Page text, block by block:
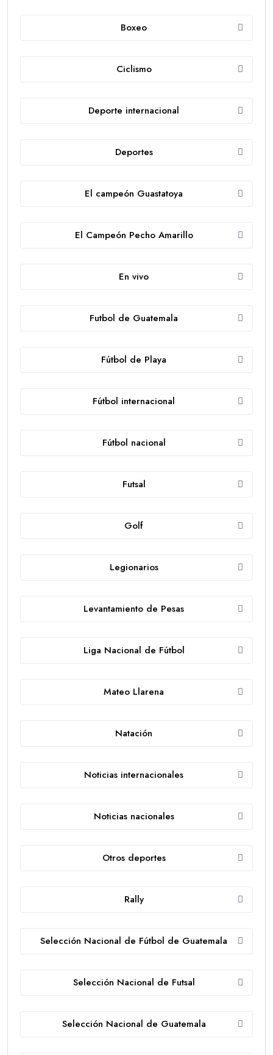
Boxeo
Ciclismo
Deporte internacional
Deportes
El campeón Guastatoya
El Campeón Pecho Amarillo
En vivo
Futbol de Guatemala
Fútbol de Playa
Fútbol internacional
Fútbol nacional
Futsal
Golf
Legionarios
Levantamiento de Pesas
Liga Nacional de Fútbol
Mateo Llarena
Natación
Noticias internacionales
Noticias nacionales
Otros deportes
Rally
Selección Nacional de Fútbol de Guatemala
Selección Nacional de Futsal
Selección Nacional de Guatemala